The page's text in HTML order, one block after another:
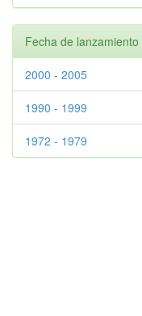
Fecha de lanzamiento
2000 - 2005
1990 - 1999
1972 - 1979